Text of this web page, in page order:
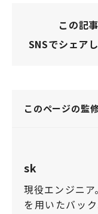
この記
SNSでシェア
このページの監
sk
現役エンジニ
を用いたバッ